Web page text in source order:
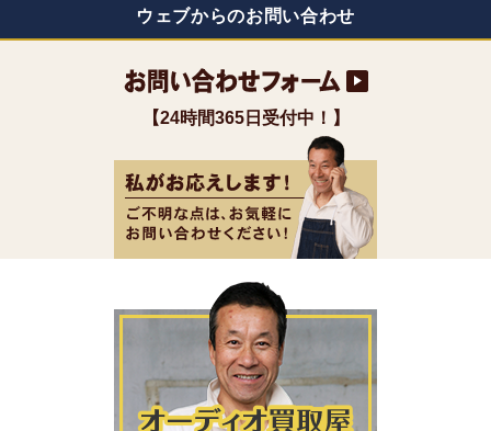
ウェブからのお問い合わせ
【24時間365日受付中！】